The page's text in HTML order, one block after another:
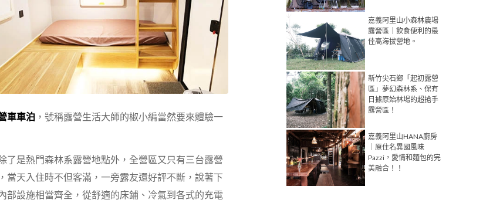
車車泊，號稱露營生活大師的椒小編當然要來體驗一
了是熱門森林系露營地點外，全營區又只有三台露營
天入住時不但客滿，一旁露友還好評不斷，說著下
設施相當齊全，從舒適的床鋪、冷氣到各式的充電
嘉義阿里山小森林農場
露營區｜飲食便利的最
佳高海拔營地。
新竹尖石鄉「起初露營
區」夢幻森林系、保有
日據原始林場的超搶手
露營區！
嘉義阿里山HANA廚房
｜原住名異國風味
Pazzi，愛情和麵包的完
美融合！！